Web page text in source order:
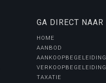
GA DIRECT NAAR
HOME
AANBOD
AANKOOPBEGELEIDING
VERKOOPBEGELEIDING
TAXATIE